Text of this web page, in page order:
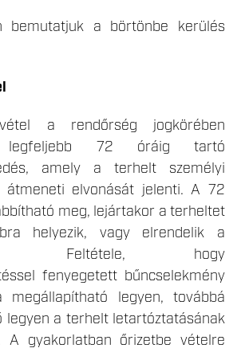
bemutatjuk a börtönbe kerülés
a rendőrség jogkörében
legfeljebb 72 óráig tartó
amely a terhelt személyi
átmeneti elvonását jelenti. A 72
meg, lejártakor a terheltet
helyezik, vagy elrendelik a
Feltétele, hogy
fenyegetett bűncselekmény
megállapítható legyen, továbbá
legyen a terhelt letartóztatásának
A gyakorlatban őrizetbe vételre